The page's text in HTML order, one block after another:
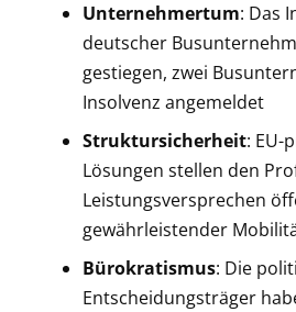
Unternehmertum: Das
deutscher
gestiegen, zwei
Insolvenz angemeldet
Struktursicherheit: EU-
Lösungen stellen den
Leistungsversprechen
gewährleistender
Bürokratismus: Die
Entscheidungsträger